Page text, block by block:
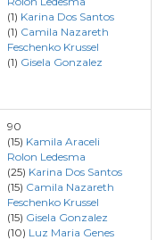
(1) Karina Dos Santos
(1) Camila Nazareth
Feschenko Krussel
(1) Gisela Gonzalez
90
(15) Kamila Araceli
Rolon Ledesma
(25) Karina Dos Santos
(15) Camila Nazareth
Feschenko Krussel
(15) Gisela Gonzalez
(10) Luz Maria Genes